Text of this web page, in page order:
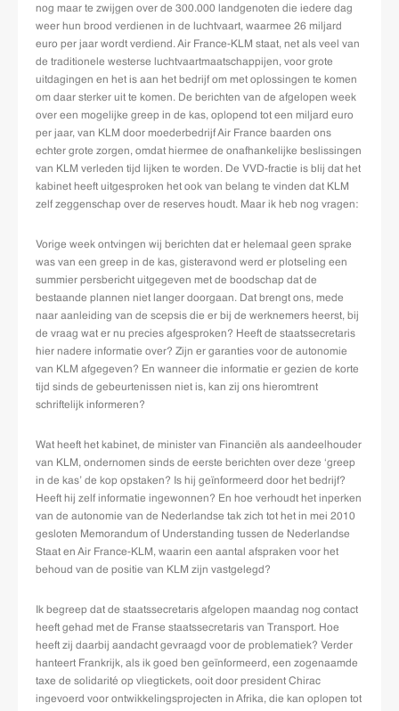
nog maar te zwijgen over de 300.000 landgenoten die iedere dag
weer hun brood verdienen in de luchtvaart, waarmee 26 miljard
euro per jaar wordt verdiend. Air France-KLM staat, net als veel van
de traditionele westerse luchtvaartmaatschappijen, voor grote
uitdagingen en het is aan het bedrijf om met oplossingen te komen
om daar sterker uit te komen. De berichten van de afgelopen week
over een mogelijke greep in de kas, oplopend tot een miljard euro
per jaar, van KLM door moederbedrijf Air France baarden ons
echter grote zorgen, omdat hiermee de onafhankelijke beslissingen
van KLM verleden tijd lijken te worden. De VVD-fractie is blij dat het
kabinet heeft uitgesproken het ook van belang te vinden dat KLM
zelf zeggenschap over de reserves houdt. Maar ik heb nog vragen:
Vorige week ontvingen wij berichten dat er helemaal geen sprake
was van een greep in de kas, gisteravond werd er plotseling een
summier persbericht uitgegeven met de boodschap dat de
bestaande plannen niet langer doorgaan. Dat brengt ons, mede
naar aanleiding van de scepsis die er bij de werknemers heerst, bij
de vraag wat er nu precies afgesproken? Heeft de staatssecretaris
hier nadere informatie over? Zijn er garanties voor de autonomie
van KLM afgegeven? En wanneer die informatie er gezien de korte
tijd sinds de gebeurtenissen niet is, kan zij ons hieromtrent
schriftelijk informeren?
Wat heeft het kabinet, de minister van Financiën als aandeelhouder
van KLM, ondernomen sinds de eerste berichten over deze ‘greep
in de kas’ de kop opstaken? Is hij geïnformeerd door het bedrijf?
Heeft hij zelf informatie ingewonnen? En hoe verhoudt het inperken
van de autonomie van de Nederlandse tak zich tot het in mei 2010
gesloten Memorandum of Understanding tussen de Nederlandse
Staat en Air France-KLM, waarin een aantal afspraken voor het
behoud van de positie van KLM zijn vastgelegd?
Ik begreep dat de staatssecretaris afgelopen maandag nog contact
heeft gehad met de Franse staatssecretaris van Transport. Hoe
heeft zij daarbij aandacht gevraagd voor de problematiek? Verder
hanteert Frankrijk, als ik goed ben geïnformeerd, een zogenaamde
taxe de solidarité op vliegtickets, ooit door president Chirac
ingevoerd voor ontwikkelingsprojecten in Afrika, die kan oplopen tot